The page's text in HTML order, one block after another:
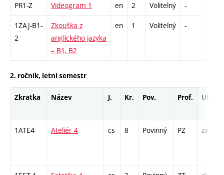
PR1-Z Videogram 1 en 2 Volitelný -
1ZAJ-B1-
2
Zkouška z
anglického jazyka
– B1, B2
en 1 Volitelný -
2. ročník, letní semestr
Zkratka Název J. Kr. Pov. Prof. Uk.
1ATE4 Ateliér 4 cs 8 Povinný PZ zá